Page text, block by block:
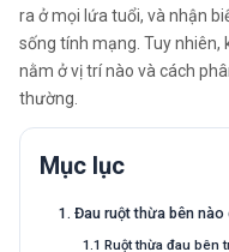
ra ở mọi lứa tuổi, và nhận
sống tính mạng. Tuy nhiên,
nằm ở vị trí nào và cách
thường.
Mục lục
1. Đau ruột thừa bên nào
1.1 Ruột thừa đau bên